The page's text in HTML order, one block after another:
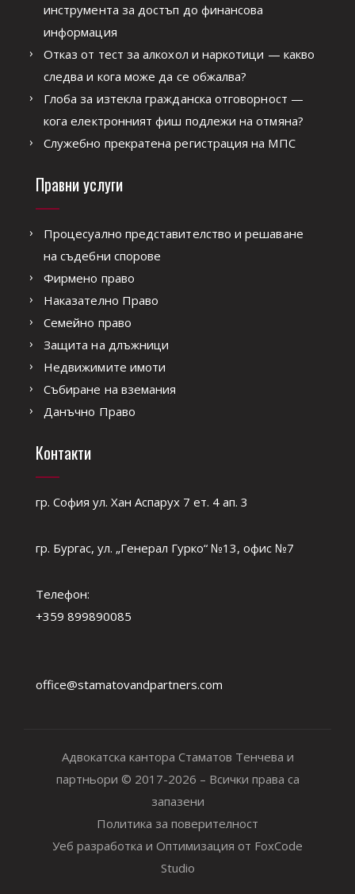
инструмента за достъп до финансова
информация
Отказ от тест за алкохол и наркотици — какво
следва и кога може да се обжалва?
Глоба за изтекла гражданска отговорност —
кога електронният фиш подлежи на отмяна?
Служебно прекратена регистрация на МПС
Правни услуги
Процесуално представителство и решаване
на съдебни спорове
Фирмено право
Наказателно Право
Семейно право
Защита на длъжници
Недвижимите имоти
Събиране на вземания
Данъчно Право
Контакти
гр. София ул. Хан Аспарух 7 ет. 4 ап. 3
гр. Бургас, ул. „Генерал Гурко“ №13, офис №7
Телефон:
+359 899890085
office@stamatovandpartners.com
Адвокатска кантора Стаматов Тенчева и
партньори © 2017-2026 – Всички права са
запазени
Политика за поверителност
Уеб разработка и Оптимизация от FoxCode
Studio